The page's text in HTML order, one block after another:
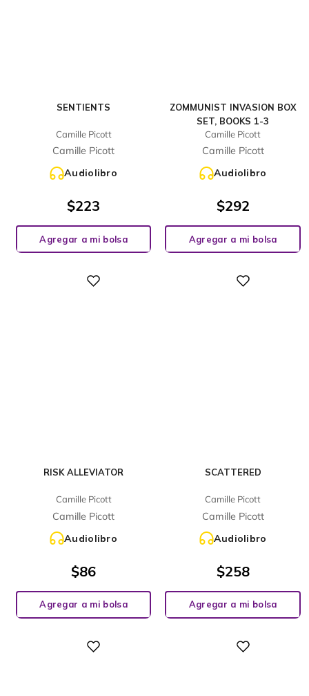
SENTIENTS
Camille Picott
Camille Picott
Audiolibro
$223
Agregar a mi bolsa
ZOMMUNIST INVASION BOX
SET, BOOKS 1-3
Camille Picott
Camille Picott
Audiolibro
$292
Agregar a mi bolsa
RISK ALLEVIATOR
Camille Picott
Camille Picott
Audiolibro
$86
Agregar a mi bolsa
SCATTERED
Camille Picott
Camille Picott
Audiolibro
$258
Agregar a mi bolsa